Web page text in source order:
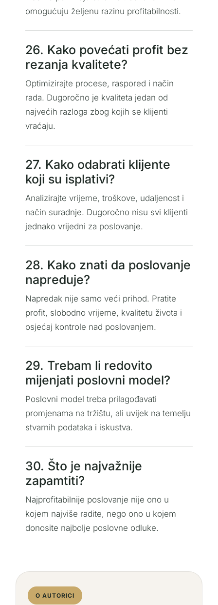
omogućuju željenu razinu profitabilnosti.
26. Kako povećati profit bez
rezanja kvalitete?
Optimizirajte procese, raspored i način
rada. Dugoročno je kvaliteta jedan od
najvećih razloga zbog kojih se klijenti
vraćaju.
27. Kako odabrati klijente
koji su isplativi?
Analizirajte vrijeme, troškove, udaljenost i
način suradnje. Dugoročno nisu svi klijenti
jednako vrijedni za poslovanje.
28. Kako znati da poslovanje
napreduje?
Napredak nije samo veći prihod. Pratite
profit, slobodno vrijeme, kvalitetu života i
osjećaj kontrole nad poslovanjem.
29. Trebam li redovito
mijenjati poslovni model?
Poslovni model treba prilagođavati
promjenama na tržištu, ali uvijek na temelju
stvarnih podataka i iskustva.
30. Što je najvažnije
zapamtiti?
Najprofitabilnije poslovanje nije ono u
kojem najviše radite, nego ono u kojem
donosite najbolje poslovne odluke.
O AUTORICI